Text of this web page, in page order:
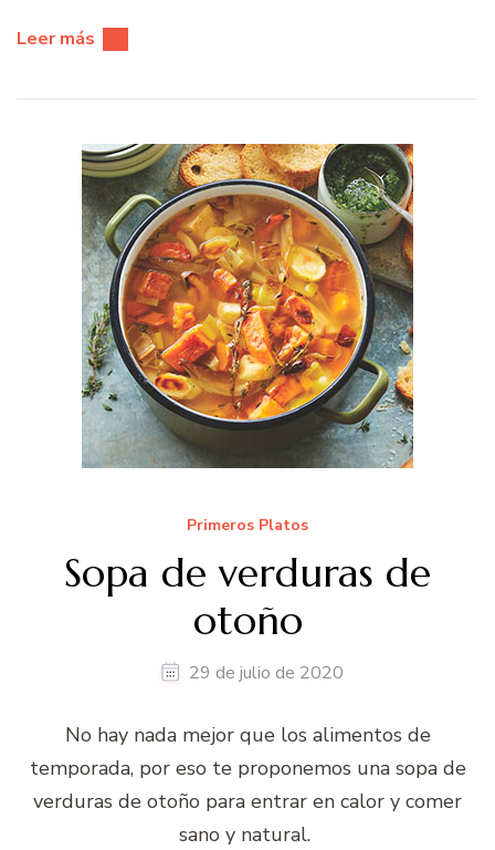
Leer más
Primeros Platos
Sopa de verduras de
otoño
29 de julio de 2020
No hay nada mejor que los alimentos de
temporada, por eso te proponemos una sopa de
verduras de otoño para entrar en calor y comer
sano y natural.